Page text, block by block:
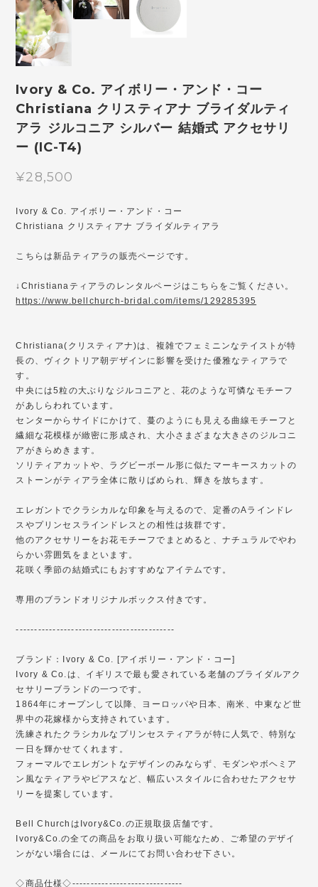
Ivory & Co. アイボリー・アンド・コー
Christiana クリスティアナ ブライダルティ
アラ ジルコニア シルバー 結婚式 アクセサリ
ー (IC-T4)
¥28,500
Ivory & Co. アイボリー・アンド・コー
Christiana クリスティアナ ブライダルティアラ
こちらは新品ティアラの販売ページです。
↓Christianaティアラのレンタルページはこちらをご覧ください。
https://www.bellchurch-bridal.com/items/129285395
Christiana(クリスティアナ)は、複雑でフェミニンなテイストが特
長の、ヴィクトリア朝デザインに影響を受けた優雅なティアラで
す。
中央には5粒の大ぶりなジルコニアと、花のような可憐なモチーフ
があしらわれています。
センターからサイドにかけて、蔓のようにも見える曲線モチーフと
繊細な花模様が緻密に形成され、大小さまざまな大きさのジルコニ
アがきらめきます。
ソリティアカットや、ラグビーボール形に似たマーキースカットの
ストーンがティアラ全体に散りばめられ、輝きを放ちます。
エレガントでクラシカルな印象を与えるので、定番のAラインドレ
スやプリンセスラインドレスとの相性は抜群です。
他のアクセサリーをお花モチーフでまとめると、ナチュラルでやわ
らかい雰囲気をまといます。
花咲く季節の結婚式にもおすすめなアイテムです。
専用のブランドオリジナルボックス付きです。
-------------------------------------------
ブランド：Ivory & Co. [アイボリー・アンド・コー]
Ivory & Co.は、イギリスで最も愛されている老舗のブライダルアク
セサリーブランドの一つです。
1864年にオープンして以降、ヨーロッパや日本、南米、中東など世
界中の花嫁様から支持されています。
洗練されたクラシカルなプリンセスティアラが特に人気で、特別な
一日を輝かせてくれます。
フォーマルでエレガントなデザインのみならず、モダンやボヘミア
ン風なティアラやピアスなど、幅広いスタイルに合わせたアクセサ
リーを提案しています。
Bell ChurchはIvory&Co.の正規取扱店舗です。
Ivory&Co.の全ての商品をお取り扱い可能なため、ご希望のデザイ
ンがない場合には、メールにてお問い合わせ下さい。
◇商品仕様◇------------------------------